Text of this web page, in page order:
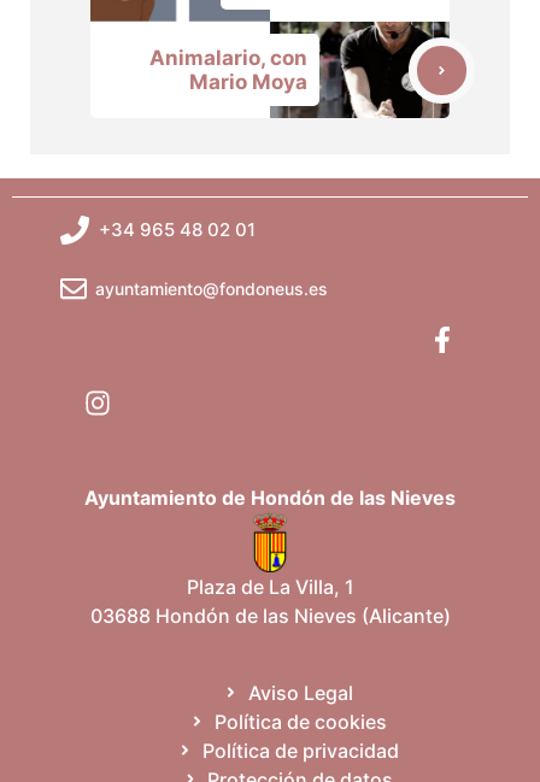
Animalario, con
Mario Moya
+34 965 48 02 01
ayuntamiento@fondoneus.es
Ayuntamiento de Hondón de las Nieves
Plaza de La Villa, 1
03688 Hondón de las Nieves (Alicante)
Aviso Legal
Política de cookies
Política de privacidad